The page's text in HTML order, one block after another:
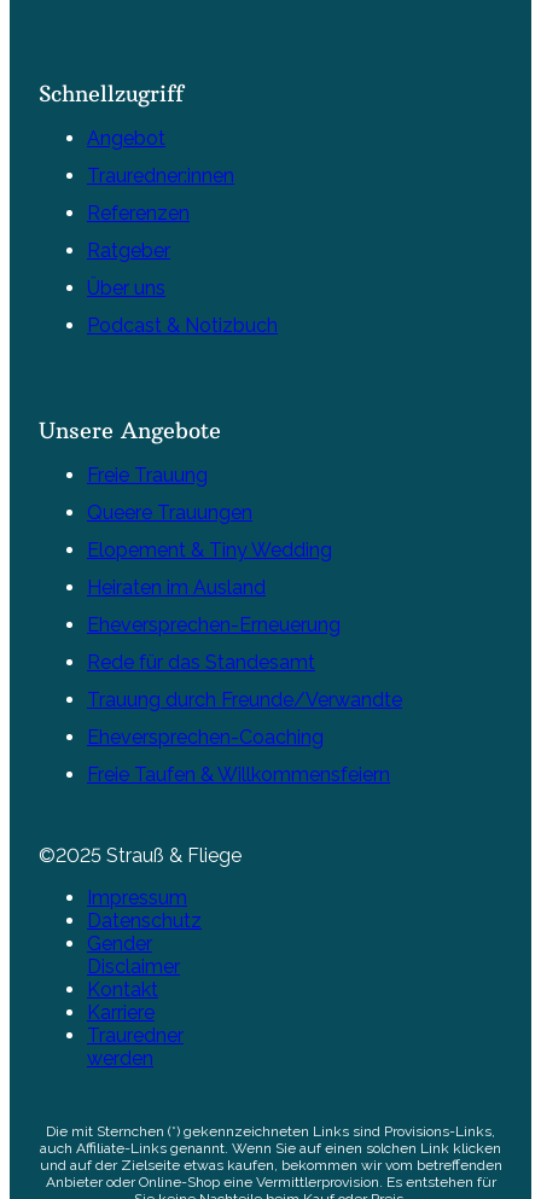
Schnellzugriff
Angebot
Trauredner:innen
Referenzen
Ratgeber
Über uns
Podcast & Notizbuch
Unsere Angebote
Freie Trauung
Queere Trauungen
Elopement & Tiny Wedding
Heiraten im Ausland
Eheversprechen-Erneuerung
Rede für das Standesamt
Trauung durch Freunde/Verwandte
Eheversprechen-Coaching
Freie Taufen & Willkommensfeiern
©2025 Strauß & Fliege
Impressum
Datenschutz
Gender
Disclaimer
Kontakt
Karriere
Trauredner
werden
Die mit Sternchen (*) gekennzeichneten Links sind Provisions-Links,
auch Affiliate-Links genannt. Wenn Sie auf einen solchen Link klicken
und auf der Zielseite etwas kaufen, bekommen wir vom betreffenden
Anbieter oder Online-Shop eine Vermittlerprovision. Es entstehen für